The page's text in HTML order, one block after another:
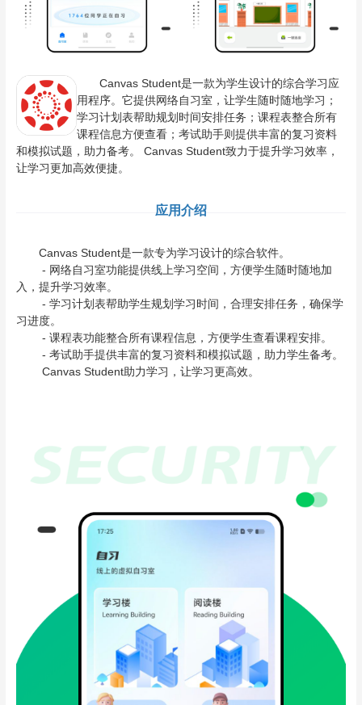
Canvas Student是一款为学生设计的综合学习应
用程序。它提供网络自习室，让学生随时随地学习；
学习计划表帮助规划时间安排任务；课程表整合所有
课程信息方便查看；考试助手则提供丰富的复习资料
和模拟试题，助力备考。 Canvas Student致力于提升学习效率，
让学习更加高效便捷。
应用介绍
Canvas Student是一款专为学习设计的综合软件。
- 网络自习室功能提供线上学习空间，方便学生随时随地加
入，提升学习效率。
- 学习计划表帮助学生规划学习时间，合理安排任务，确保学
习进度。
- 课程表功能整合所有课程信息，方便学生查看课程安排。
- 考试助手提供丰富的复习资料和模拟试题，助力学生备考。
Canvas Student助力学习，让学习更高效。